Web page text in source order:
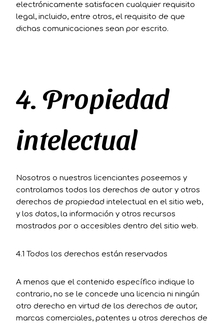
electrónicamente satisfacen cualquier requisito
legal, incluido, entre otros, el requisito de que
dichas comunicaciones sean por escrito.
4. Propiedad
intelectual
Nosotros o nuestros licenciantes poseemos y
controlamos todos los derechos de autor y otros
derechos de propiedad intelectual en el sitio web,
y los datos, la información y otros recursos
mostrados por o accesibles dentro del sitio web.
4.1 Todos los derechos están reservados
A menos que el contenido específico indique lo
contrario, no se le concede una licencia ni ningún
otro derecho en virtud de los derechos de autor,
marcas comerciales, patentes u otros derechos de